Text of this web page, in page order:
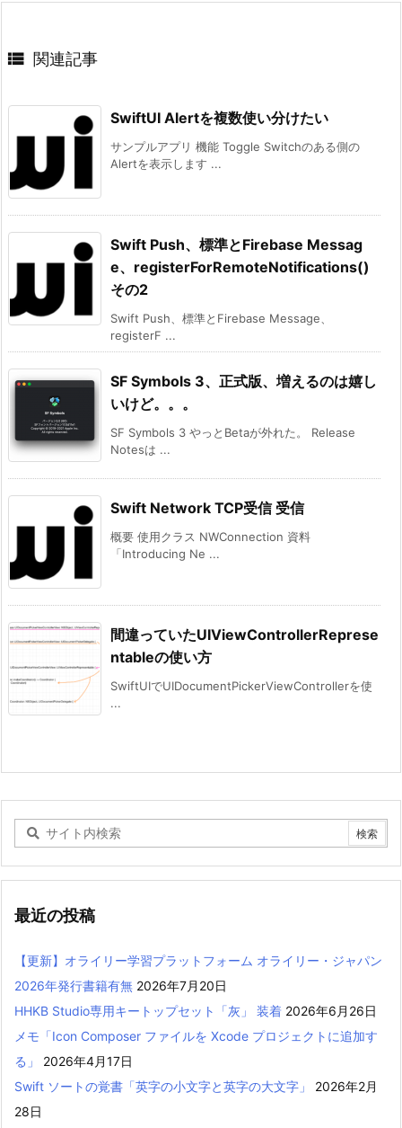
 関連記事
SwiftUI Alertを複数使い分けたい
サンプルアプリ 機能 Toggle Switchのある側の
Alertを表示します ...
Swift Push、標準とFirebase Messag
e、registerForRemoteNotifications()
その2
Swift Push、標準とFirebase Message、
registerF ...
SF Symbols 3、正式版、増えるのは嬉し
いけど。。。
SF Symbols 3 やっとBetaが外れた。 Release
Notesは ...
Swift Network TCP受信 受信
概要 使用クラス NWConnection 資料
「Introducing Ne ...
間違っていたUIViewControllerReprese
ntableの使い方
SwiftUIでUIDocumentPickerViewControllerを使
...
最近の投稿
【更新】オライリー学習プラットフォーム オライリー・ジャパン
2026年発行書籍有無 2026年7月20日
HHKB Studio専用キートップセット「灰」 装着 2026年6月26日
メモ「Icon Composer ファイルを Xcode プロジェクトに追加す
る」
2026年4月17日
Swift ソートの覚書「英字の小文字と英字の大文字」
2026年2月
28日